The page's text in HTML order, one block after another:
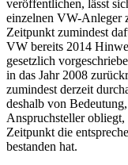
veröffentlichen, lässt
einzelnen VW-Anleger
Zeitpunkt zumindest
VW bereits 2014
gesetzlich
in das Jahr 2008
zumindest derzeit
deshalb von
Anspruchsteller
Zeitpunkt die
bestanden hat.